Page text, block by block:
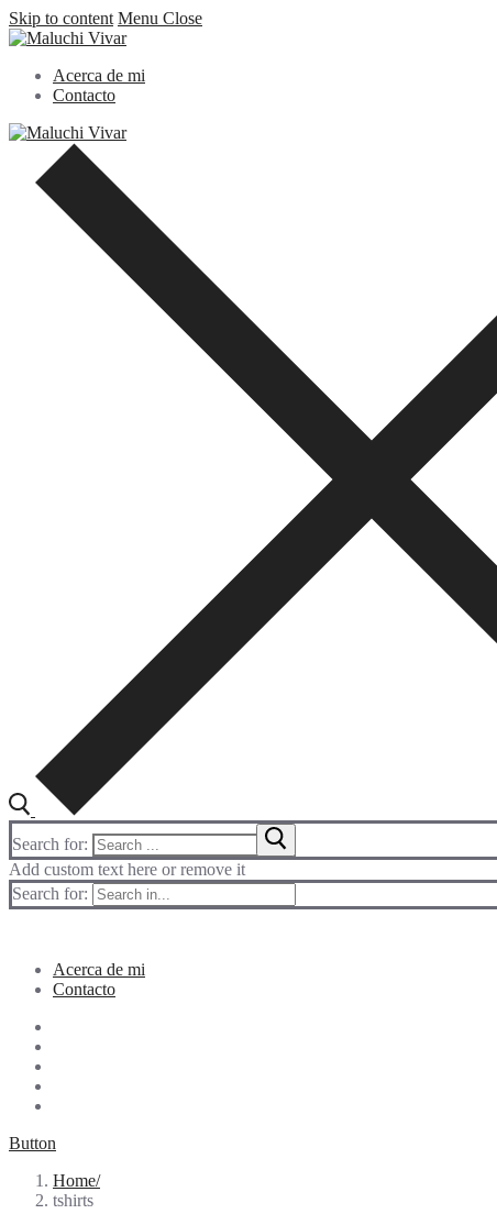
Skip to content Menu Close
Acerca de mi
Contacto
Search for:
Add custom text here or remove it
Search for:
Acerca de mi
Contacto
Button
Home
tshirts